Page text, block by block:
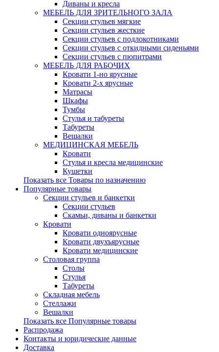
Диваны и кресла
МЕБЕЛЬ ДЛЯ ЗРИТЕЛЬНОГО ЗАЛА
Секции стульев мягкие
Секции стульев жесткие
Секции стульев с подлокотниками
Секции стульев с откидными сиденьями
Секции стульев с пюпитрами
МЕБЕЛЬ ДЛЯ РАБОЧИХ
Кровати 1-но ярусные
Кровати 2-х ярусные
Матрасы
Шкафы
Тумбы
Стулья и табуреты
Табуреты
Вешалки
МЕДИЦИНСКАЯ МЕБЕЛЬ
Кровати
Стулья и кресла медицинские
Кушетки
Показать все Товары по назначению
Популярные товары
Секции стульев и банкетки
Секции стульев
Скамьи, диваны и банкетки
Кровати
Кровати одноярусные
Кровати двухъярусные
Кровати медицинские
Столовая группа
Столы
Стулья
Табуреты
Складная мебель
Стеллажи
Вешалки
Показать все Популярные товары
Распродажа
Контакты и юридические данные
Доставка